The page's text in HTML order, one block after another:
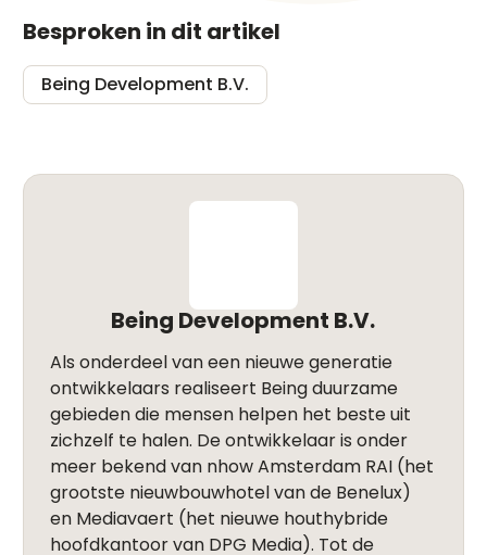
Besproken in dit artikel
Being Development B.V.
Being Development B.V.
Als onderdeel van een nieuwe generatie
ontwikkelaars realiseert Being duurzame
gebieden die mensen helpen het beste uit
zichzelf te halen. De ontwikkelaar is onder
meer bekend van nhow Amsterdam RAI (het
grootste nieuwbouwhotel van de Benelux)
en Mediavaert (het nieuwe houthybride
hoofdkantoor van DPG Media). Tot de